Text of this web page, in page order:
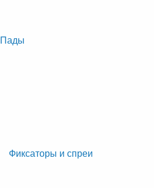
Пады
Фиксаторы и спреи